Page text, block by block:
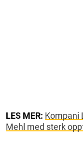
LES MER: Kompani
Mehl med sterk